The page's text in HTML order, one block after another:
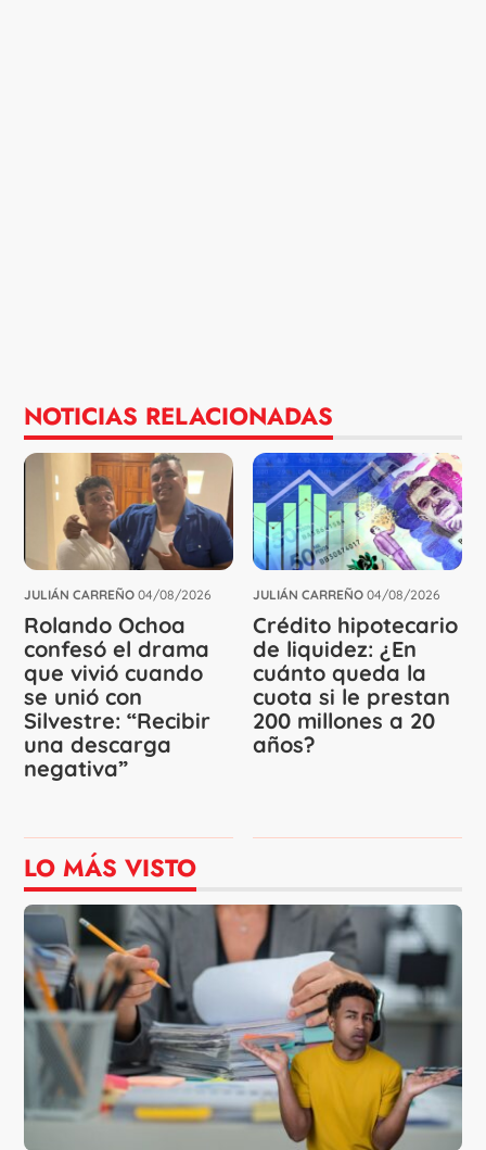
NOTICIAS RELACIONADAS
JULIÁN CARREÑO 04/08/2026
Rolando Ochoa
confesó el drama
que vivió cuando
se unió con
Silvestre: “Recibir
una descarga
negativa”
JULIÁN CARREÑO 04/08/2026
Crédito hipotecario
de liquidez: ¿En
cuánto queda la
cuota si le prestan
200 millones a 20
años?
LO MÁS VISTO